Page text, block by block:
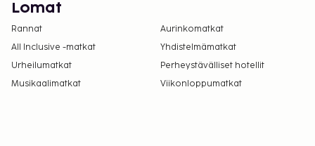
Lomat
Rannat
Aurinkomatkat
All Inclusive -matkat
Yhdistelmämatkat
Urheilumatkat
Perheystävälliset hotellit
Musikaalimatkat
Viikonloppumatkat